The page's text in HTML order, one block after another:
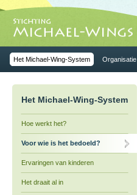
Het Michael-Wing-System Organisatie
Het Michael-Wing-System
Hoe werkt het?
Voor wie is het bedoeld?
Ervaringen van kinderen
Het draait al in